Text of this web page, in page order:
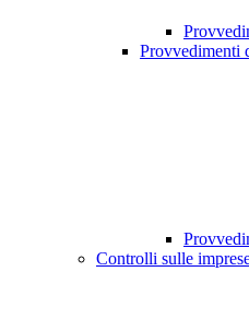
Provvedimenti
Controlli sulle